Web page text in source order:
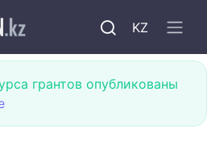
KZ
грантов опубликованы